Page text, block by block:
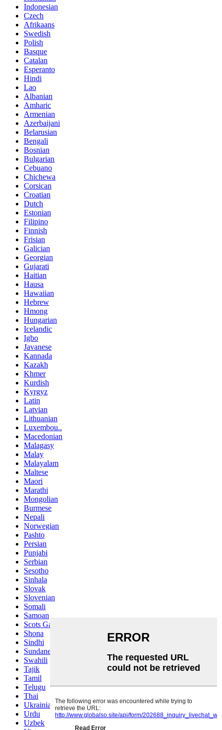
Indonesian
Czech
Afrikaans
Swedish
Polish
Basque
Catalan
Esperanto
Hindi
Lao
Albanian
Amharic
Armenian
Azerbaijani
Belarusian
Bengali
Bosnian
Bulgarian
Cebuano
Chichewa
Corsican
Croatian
Dutch
Estonian
Filipino
Finnish
Frisian
Galician
Georgian
Gujarati
Haitian
Hausa
Hawaiian
Hebrew
Hmong
Hungarian
Icelandic
Igbo
Javanese
Kannada
Kazakh
Khmer
Kurdish
Kyrgyz
Latin
Latvian
Lithuanian
Luxembou..
Macedonian
Malagasy
Malay
Malayalam
Maltese
Maori
Marathi
Mongolian
Burmese
Nepali
Norwegian
Pashto
Persian
Punjabi
Serbian
Sesotho
Sinhala
Slovak
Slovenian
Somali
Samoan
Scots Gaelic
Shona
Sindhi
Sundanese
Swahili
Tajik
Tamil
Telugu
Thai
Ukrainian
Urdu
Uzbek